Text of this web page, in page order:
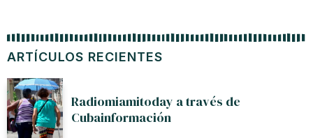
ARTÍCULOS RECIENTES
Radiomiamitoday a través de
Cubainformación